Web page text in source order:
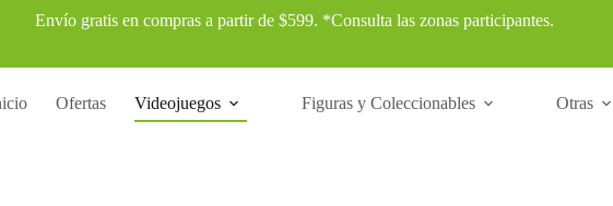
Envío gratis en compras a partir de $599. *Consulta las zonas participantes.
Ofertas Videojuegos Figuras y Coleccionables Otras